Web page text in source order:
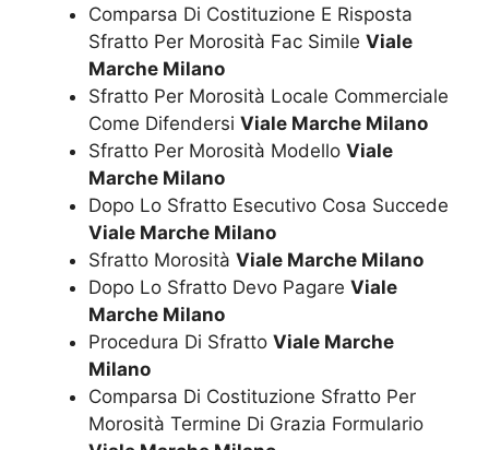
Comparsa Di Costituzione E Risposta
Sfratto Per Morosità Fac Simile Viale
Marche Milano
Sfratto Per Morosità Locale Commerciale
Come Difendersi Viale Marche Milano
Sfratto Per Morosità Modello Viale
Marche Milano
Dopo Lo Sfratto Esecutivo Cosa Succede
Viale Marche Milano
Sfratto Morosità Viale Marche Milano
Dopo Lo Sfratto Devo Pagare Viale
Marche Milano
Procedura Di Sfratto Viale Marche
Milano
Comparsa Di Costituzione Sfratto Per
Morosità Termine Di Grazia Formulario